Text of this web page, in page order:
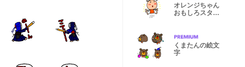
オレンジちゃん
おもしろスタン
くまたんの絵文
字